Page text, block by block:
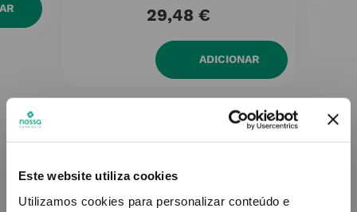
Este website utiliza cookies
Utilizamos cookies para personalizar conteúdo e
29,48 €
ADICIONAR